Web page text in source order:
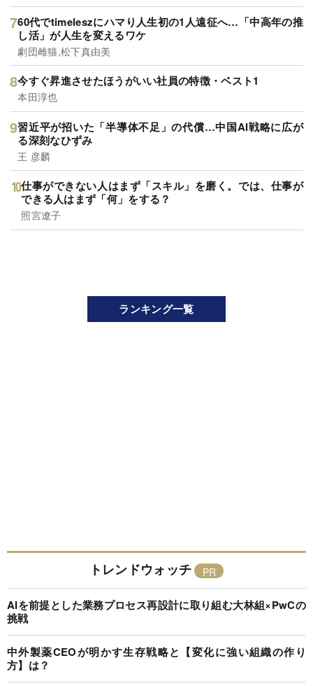
60代でtimeleszにハマり人生初の1人遠征へ…「中高年の推
し活」が人生を変えるワケ
劇団雌猫,松下真由美
今すぐ昇進させたほうがいい社員の特徴・ベスト1
本田淳也
習近平が招いた「半導体不足」の代償…中国AI戦略に広が
る深刻なひずみ
王 彦麟
仕事ができない人はまず「スキル」を磨く。では、仕事が
できる人はまず「何」をする？
照宮遼子
ランキング一覧
トレンドウォッチ
AIを前提とした業務プロセス再設計に取り組む大林組×PwCの
挑戦
中外製薬CEOが明かす生存戦略と【変化に強い組織の作り
方】は？